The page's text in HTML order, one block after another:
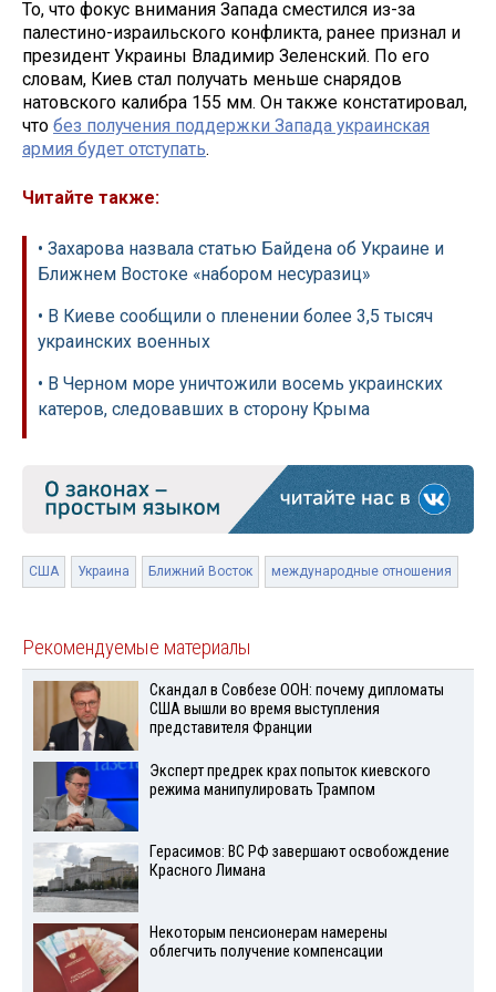
То, что фокус внимания Запада сместился из-за
палестино-израильского конфликта, ранее признал и
президент Украины Владимир Зеленский. По его
словам, Киев стал получать меньше снарядов
натовского калибра 155 мм. Он также констатировал,
что без получения поддержки Запада украинская
армия будет отступать.
Читайте также:
• Захарова назвала статью Байдена об Украине и
Ближнем Востоке «набором несуразиц»
• В Киеве сообщили о пленении более 3,5 тысяч
украинских военных
• В Черном море уничтожили восемь украинских
катеров, следовавших в сторону Крыма
США Украина Ближний Восток международные отношения
Рекомендуемые материалы
Скандал в Совбезе ООН: почему дипломаты
США вышли во время выступления
представителя Франции
Эксперт предрек крах попыток киевского
режима манипулировать Трампом
Герасимов: ВС РФ завершают освобождение
Красного Лимана
Некоторым пенсионерам намерены
облегчить получение компенсации